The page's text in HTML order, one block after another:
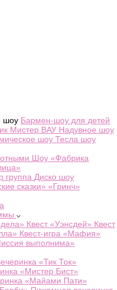
шоу Бармен-шоу для детей
Мистер ВАУ Надувное шоу
шоу Тесла шоу
Шоу «Фабрика
группа Диско шоу
сказки» «Гринч»
Квест «Уэнсдей» Квест
Квест-игра «Мафия»
выполнима»
«Тик Ток»
«Мистер Бист»
«Майами Пати»